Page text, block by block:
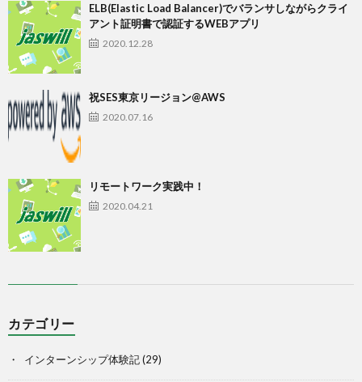
ELB(Elastic Load Balancer)でバランサしながらクライ
アント証明書で認証するWEBアプリ
2020.12.28
祝SES東京リージョン@AWS
2020.07.16
リモートワーク実践中！
2020.04.21
カテゴリー
インターンシップ体験記(29)